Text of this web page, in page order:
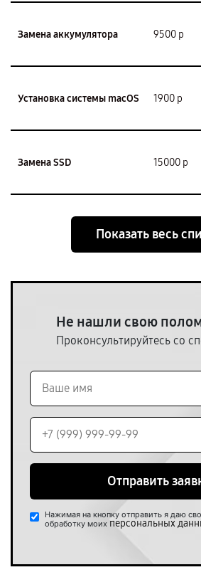
Замена аккумулятора 9500 р
Установка системы macOS 1900 р
Замена SSD 15000 р
Показать весь
Не нашли свою
Проконсультируйтесь со
Отправить
Нажимая на кнопку отправить я даю
обработку моих персональных